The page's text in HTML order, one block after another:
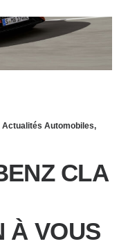
Actualités Automobiles,
CLA
À VOUS